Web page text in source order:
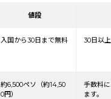
値段
入国から30日まで無料 30日以
約6,500ペソ（約14,50
0円）
手数料
ます。